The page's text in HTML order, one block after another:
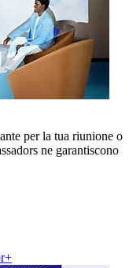
per la tua riunione o
ne garantiscono